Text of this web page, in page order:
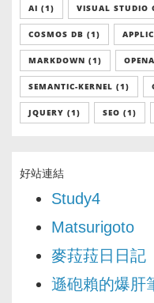
AI (1) VISUAL STUDIO
COSMOS DB (1)
MARKDOWN (1)
SEMANTIC-KERNEL (1)
JQUERY (1) SEO (1)
好站連結
Study4
Matsurigoto
麥菈菈日日記
遜砲賴的爆肝